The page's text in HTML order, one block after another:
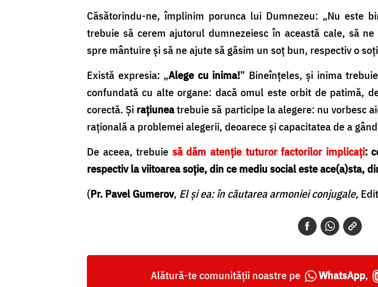
Căsătorindu-ne, împlinim porunca lui Dum­nezeu: „Nu este
trebuie să cerem ajutorul dumnezeiesc în aceas­tă cale, să
spre mântuire şi să ne ajute să găsim un soţ bun, respectiv o
Există expresia: „Alege cu inima!” Bineînţeles, şi inima
confunda­tă cu alte organe: dacă omul este orbit de patimă,
corec­tă. Şi raţiuneatrebuie să participe la alegere: nu vorbesc
raţională a problemei alegerii, deoarece şi capacitatea de a
De aceea, trebuie să dăm atenţie tuturor factorilor implicaţi:
respectiv la viitoarea soţie, din ce mediu social este ace(a)sta,
(Pr. Pavel Gumerov, El şi ea: în căutarea armoniei conjugale,
Alătură-te comunității noastre pe WhatsApp,